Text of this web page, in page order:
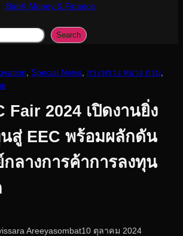
ฺBanK Money & Finance
Search
Special News กระทรวง ทบวง กรม
Fair 2024 เปิดงานยิ่ง
สู่ EEC พร้อมผลักดัน
ลางการค้าการลงทุน
Areeyasombat10 ตุลาคม 2024